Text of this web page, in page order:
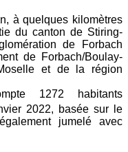
à quelques kilomètres
du canton de Stiring-
de Forbach
de Forbach/Boulay-
et de la région
1272 habitants
2022, basée sur le
jumelé avec